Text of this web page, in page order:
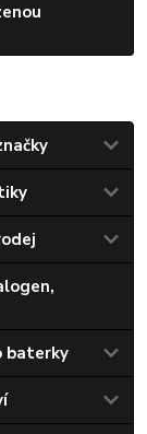
baterky